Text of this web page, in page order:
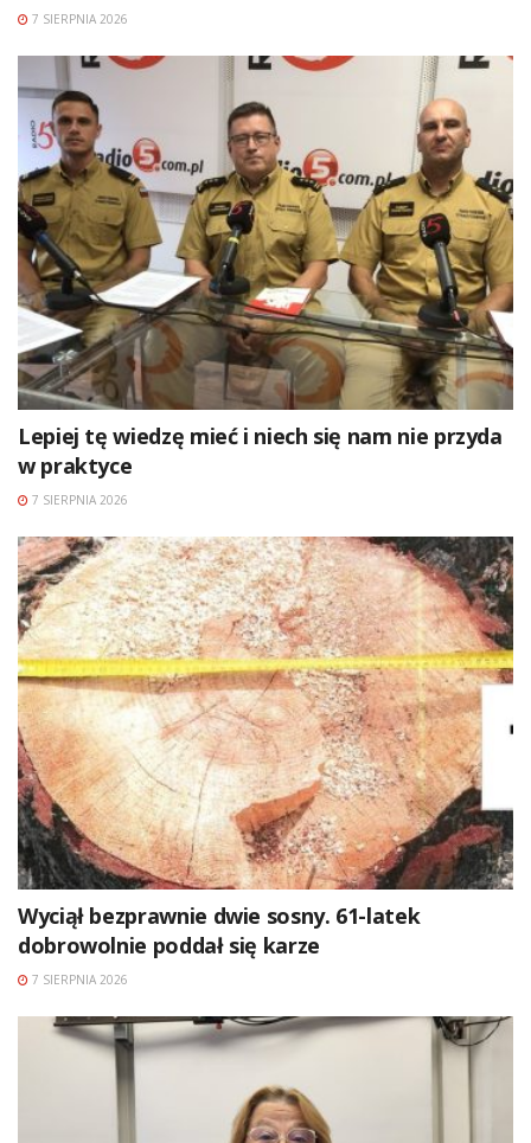
7 SIERPNIA 2026
Lepiej tę wiedzę mieć i niech się nam nie przyda
w praktyce
7 SIERPNIA 2026
Wyciął bezprawnie dwie sosny. 61-latek
dobrowolnie poddał się karze
7 SIERPNIA 2026